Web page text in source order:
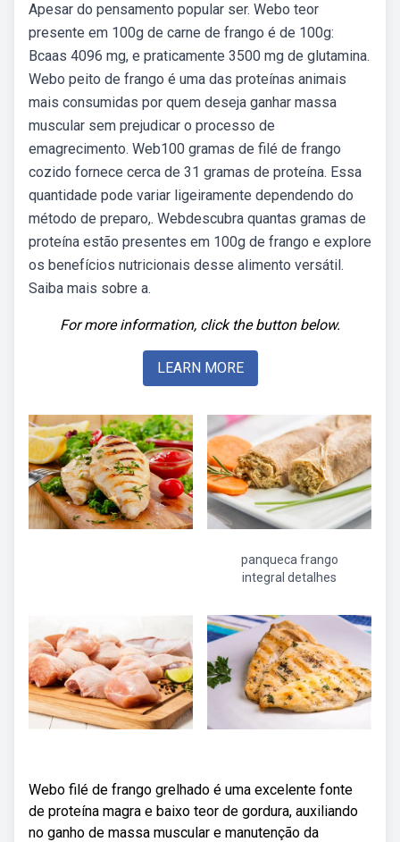
Apesar do pensamento popular ser. Webo teor
presente em 100g de carne de frango é de 100g:
Bcaas 4096 mg, e praticamente 3500 mg de glutamina.
Webo peito de frango é uma das proteínas animais
mais consumidas por quem deseja ganhar massa
muscular sem prejudicar o processo de
emagrecimento. Web100 gramas de filé de frango
cozido fornece cerca de 31 gramas de proteína. Essa
quantidade pode variar ligeiramente dependendo do
método de preparo,. Webdescubra quantas gramas de
proteína estão presentes em 100g de frango e explore
os benefícios nutricionais desse alimento versátil.
Saiba mais sobre a.
For more information, click the button below.
LEARN MORE
panqueca frango
integral detalhes
Webo filé de frango grelhado é uma excelente fonte
de proteína magra e baixo teor de gordura, auxiliando
no ganho de massa muscular e manutenção da